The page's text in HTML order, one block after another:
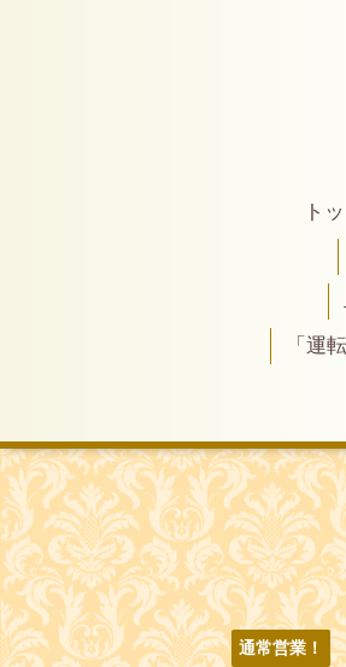
ト
「運
通常営業！